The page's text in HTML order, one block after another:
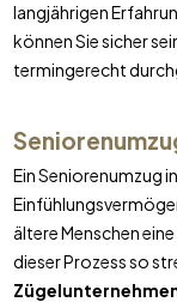
langjährigen
können Sie sicher
termingerecht
Ein Seniorenumzug in
ältere Menschen
dieser Prozess so